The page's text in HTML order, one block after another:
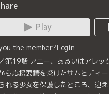
Play
the member?Login
第19話 アニー、あるいはアレッ
ら応援要請を受けたサムとディ
れる少女を保護したところ、迎